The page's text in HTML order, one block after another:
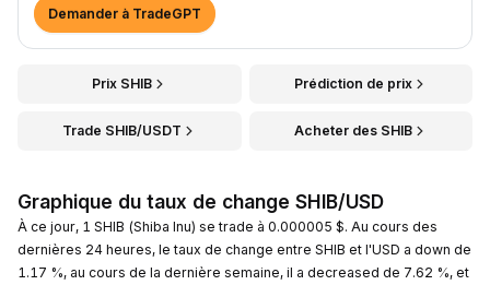
Demander à TradeGPT
Prix SHIB Prédiction de prix
Trade SHIB/USDT Acheter des SHIB
Graphique du taux de change SHIB/USD
À ce jour, 1 SHIB (Shiba Inu) se trade à 0.000005 $. Au cours des
dernières 24 heures, le taux de change entre SHIB et l'USD a down de
1.17 %, au cours de la dernière semaine, il a decreased de 7.62 %, et